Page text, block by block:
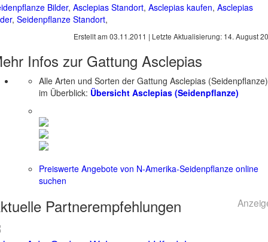
Bilder, Asclepias Standort, Asclepias kaufen, Asclepias
, Seidenpflanze Standort,
Erstellt am 03.11.2011 | Letzte Aktualisierung: 14. August
Infos zur Gattung Asclepias
Alle Arten und Sorten der Gattung Asclepias (Seidenpflanze)
im Überblick: Übersicht Asclepias (Seidenpflanze)
Preiswerte Angebote von N-Amerika-Seidenpflanze online
suchen
Partnerempfehlungen